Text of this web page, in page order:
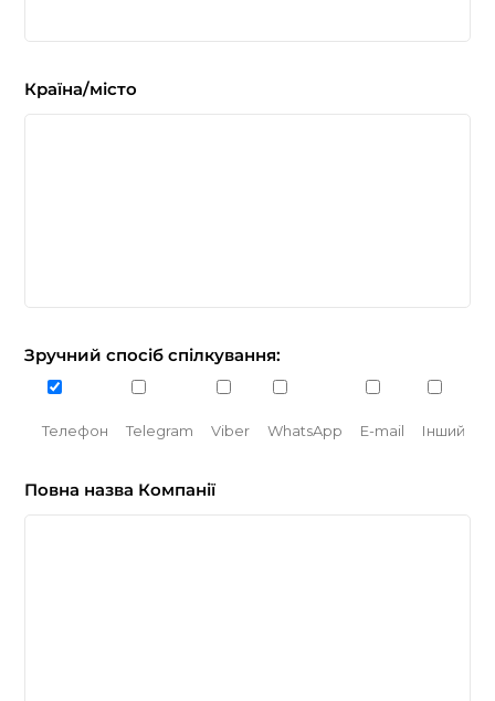
Країна/місто
Зручний спосіб спілкування:
Телефон Telegram Viber WhatsApp E-mail Інший
Повна назва Компанії